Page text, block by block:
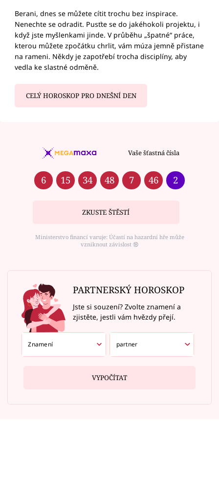
Berani, dnes se můžete cítit trochu bez inspirace.
Nenechte se odradit. Pusťte se do jakéhokoli projektu, i
když jste myšlenkami jinde. V průběhu „špatné“ práce,
kterou můžete zpočátku chrlit, vám múza jemně přistane
na rameni. Někdy je zapotřebí trocha disciplíny, aby
vedla ke slastné odměně.
CELÝ HOROSKOP PRO DNEŠNÍ DEN
Vaše šťastná čísla
6 15 34 48 7 46 2
ZKUSTE ŠTĚSTÍ
Ministerstvo financí varuje: Účastí na hazardní hře může
vzniknout závislost ⑱
PARTNERSKÝ HOROSKOP
Jste si souzení? Zvolte znamení a
zjistěte, jestli vám hvězdy přejí.
VYPOČÍTAT